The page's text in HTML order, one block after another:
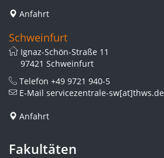
Anfahrt
Schweinfurt
Ignaz-Schön-Straße 11
97421 Schweinfurt
Telefon +49 9721 940-5
E-Mail servicezentrale-sw[at]thws.de
Anfahrt
Fakultäten